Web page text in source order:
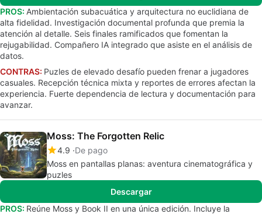
PROS: Ambientación subacuática y arquitectura no euclidiana de
alta fidelidad. Investigación documental profunda que premia la
atención al detalle. Seis finales ramificados que fomentan la
rejugabilidad. Compañero IA integrado que asiste en el análisis de
datos.
CONTRAS: Puzles de elevado desafío pueden frenar a jugadores
casuales. Recepción técnica mixta y reportes de errores afectan la
experiencia. Fuerte dependencia de lectura y documentación para
avanzar.
Moss: The Forgotten Relic
4.9 De pago
Moss en pantallas planas: aventura cinematográfica y
puzles
Descargar
PROS: Reúne Moss y Book II en una única edición. Incluye la